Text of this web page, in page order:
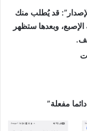
الإصدار”: قد يُطلب منك
وبعدها ستظهر
مفعلة”